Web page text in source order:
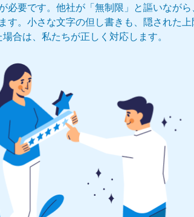
要です。他社が「無制限」と謳いながら
す。小さな文字の但し書きも、隠された
場合は、私たちが正しく対応します。